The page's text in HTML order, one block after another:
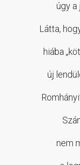
úgy a
Látta,
hiába
új
nem